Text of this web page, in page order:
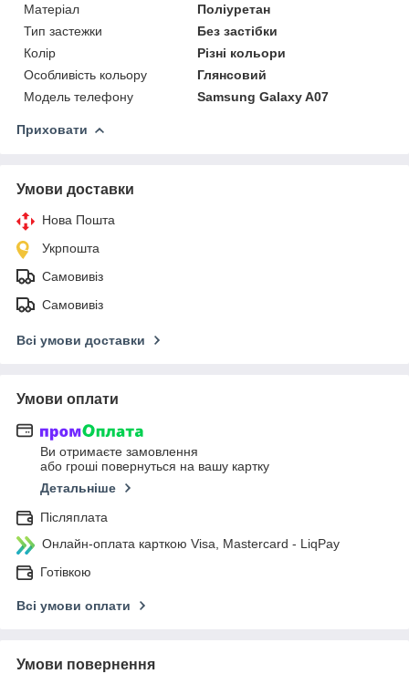
Матеріал
Поліуретан
Тип застежки
Без застібки
Колір
Різні кольори
Особливість кольору
Глянсовий
Модель телефону
Samsung Galaxy A07
Приховати
Умови доставки
Нова Пошта
Укрпошта
Самовивіз
Самовивіз
Всі умови доставки
Умови оплати
Ви отримаєте замовлення
або гроші повернуться на вашу картку
Детальніше
Післяплата
Онлайн-оплата карткою Visa, Mastercard - LiqPay
Готівкою
Всі умови оплати
Умови повернення